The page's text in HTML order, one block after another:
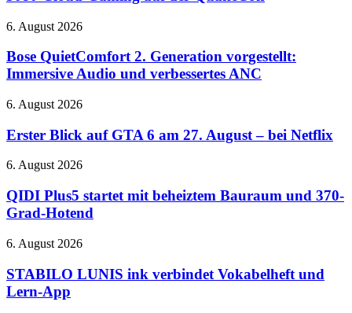
26
Spiele
RTX
5080-
Gaming
der
QuakeCon
Bose
2.
Generation
vorgestellt:
Audio
verbessertes
6. August 2026
Bose QuietComfort 2. Generation vorgestellt:
Immersive Audio und verbessertes ANC
Erster
auf
GTA
6
27.
August
–
Netflix
6. August 2026
Erster Blick auf GTA 6 am 27. August – bei Netflix
QIDI
startet
mit
beheiztem
und
Grad-
Hotend
6. August 2026
QIDI Plus5 startet mit beheiztem Bauraum und 370-
Grad-Hotend
STABILO
ink
verbindet
Vokabelheft
6. August 2026
STABILO LUNIS ink verbindet Vokabelheft und
Lern-App